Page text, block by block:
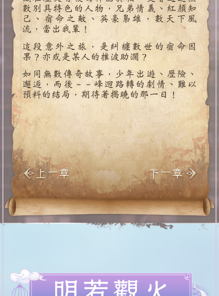
Previous
數別具特色的人物，兄弟情義、紅顏知
己、宿命之敵、英豪梟雄，數天下風
流，當出我輩！
這段意外之旅，是糾纏數世的宿命因
果？亦或是某人的推波助瀾？
如同無數傳奇故事，少年出遊、歷險、
邂逅，而後－－峰迴路轉的劇情、難以
預料的結局，期待著揭曉的那一日！
Next